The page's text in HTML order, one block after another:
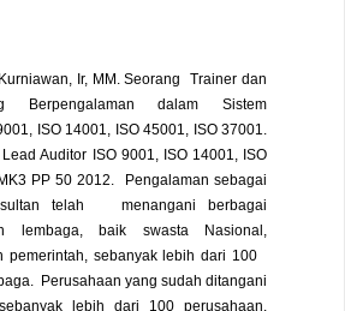
Ir, MM. Seorang Trainer dan
Berpengalaman dalam Sistem
ISO 14001, ISO 45001, ISO 37001.
Auditor ISO 9001, ISO 14001, ISO
PP 50 2012. Pengalaman sebagai
telah menangani berbagai
lembaga, baik swasta Nasional,
pemerintah, sebanyak lebih dari 100
Perusahaan yang sudah ditangani
lebih dari 100 perusahaan.